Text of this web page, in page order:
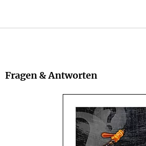
Fragen & Antworten